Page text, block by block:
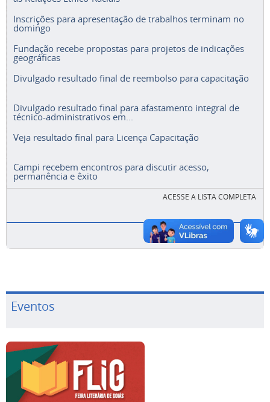
Inscrições para apresentação de trabalhos terminam no
domingo
Fundação recebe propostas para projetos de indicações
geográficas
Divulgado resultado final de reembolso para capacitação
técnico-administrativos em...
permanência e êxito
Eventos